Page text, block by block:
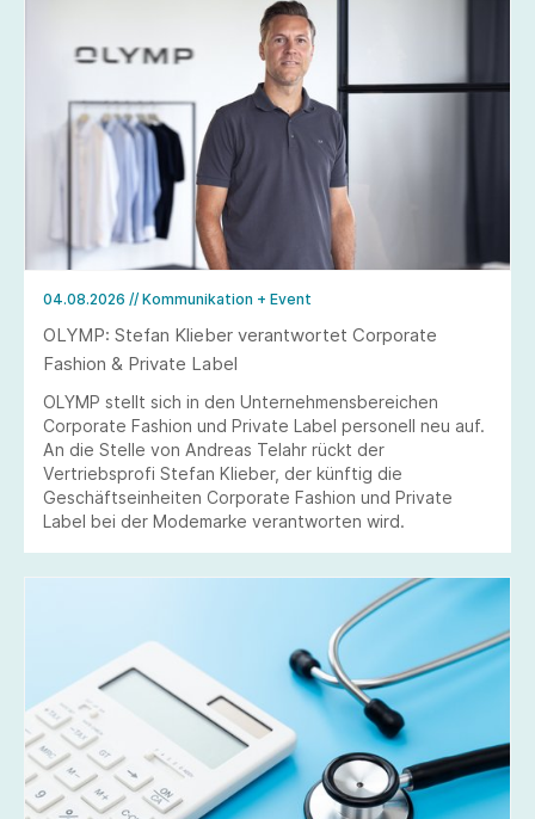
04.08.2026 // Kommunikation + Event
OLYMP: Stefan Klieber verantwortet Corporate
Fashion & Private Label
OLYMP stellt sich in den Unternehmensbereichen
Corporate Fashion und Private Label personell neu auf.
An die Stelle von Andreas Telahr rückt der
Vertriebsprofi Stefan Klieber, der künftig die
Geschäftseinheiten Corporate Fashion und Private
Label bei der Modemarke verantworten wird.